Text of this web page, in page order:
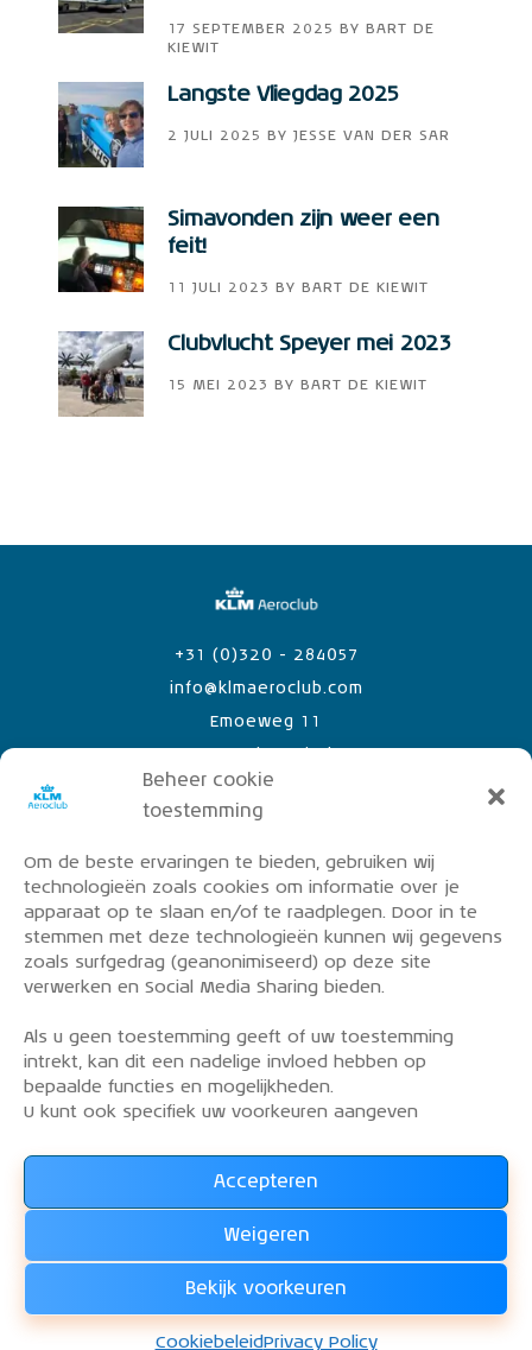
Beheer cookie
toestemming
Om de beste ervaringen te bieden, gebruiken wij
technologieën zoals cookies om informatie over je
apparaat op te slaan en/of te raadplegen. Door in te
stemmen met deze technologieën kunnen wij gegevens
zoals surfgedrag (geanonimiseerd) op deze site
verwerken en Social Media Sharing bieden.
Als u geen toestemming geeft of uw toestemming
intrekt, kan dit een nadelige invloed hebben op
bepaalde functies en mogelijkheden.
U kunt ook specifiek uw voorkeuren aangeven
Accepteren
Weigeren
Bekijk voorkeuren
Cookiebeleid Privacy Policy
17 SEPTEMBER 2025 BY
BART DE
KIEWIT
Langste Vliegdag 2025
2 JULI 2025 BY JESSE VAN DER SAR
Simavonden zijn weer een
feit!
11 JULI 2023 BY BART DE KIEWIT
Clubvlucht Speyer mei 2023
15 MEI 2023 BY BART DE KIEWIT
Emoeweg 11
info@klmaeroclub.com
+31 (0)320 - 284057
PRIVACY POLICY
OVER DE KLM AEROCLUB
VLIEGLESSEN
VLOOT
Word lid van de KLM Aeroclub. Basis lid, simulator
lid of vliegend lid. Ook niet KLM-ers zijn welkom!
Lees alles over het lidmaatschap van de KLM Aeroclub
WORD LID !!!
© 2026. Alle rechten voorbehouden.